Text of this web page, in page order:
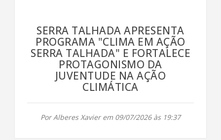
SERRA TALHADA APRESENTA
PROGRAMA "CLIMA EM AÇÃO
SERRA TALHADA" E FORTALECE
PROTAGONISMO DA
JUVENTUDE NA AÇÃO
CLIMÁTICA
Por Alberes Xavier em 09/07/2026 às 19:37